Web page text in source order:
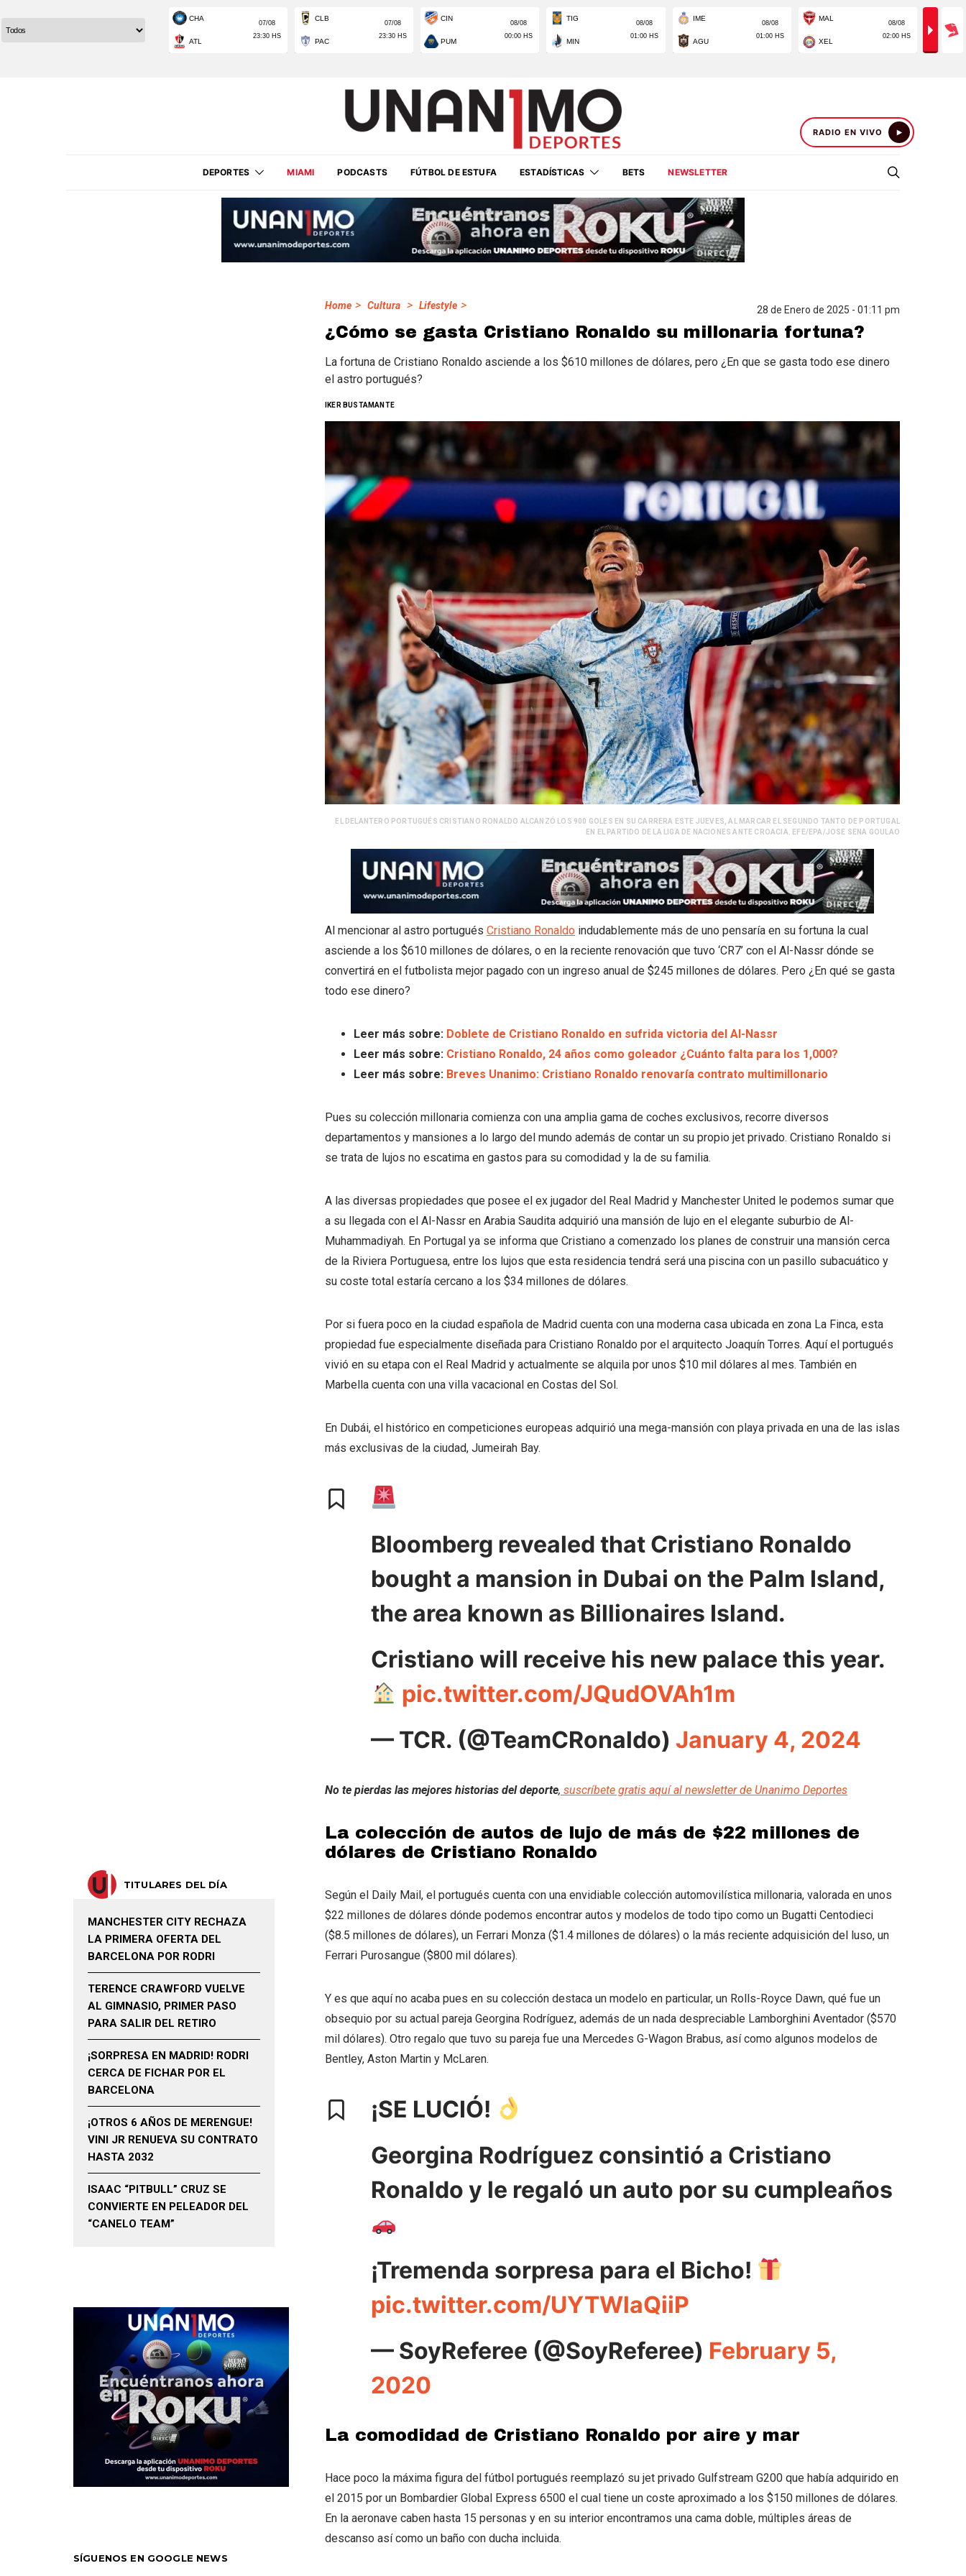
RADIO EN VIVO
DEPORTES MIAMI PODCASTS FÚTBOL DE ESTUFA ESTADÍSTICAS BETS NEWSLETTER
Home > Cultura > Lifestyle > 28 de Enero de 2025 - 01:11 pm
¿Cómo se gasta Cristiano Ronaldo su millonaria fortuna?
La fortuna de Cristiano Ronaldo asciende a los $610 millones de dólares, pero ¿En que se gasta todo ese dinero
el astro portugués?
IKER BUSTAMANTE
EL DELANTERO PORTUGUÉS CRISTIANO RONALDO ALCANZÓ LOS 900 GOLES EN SU CARRERA ESTE JUEVES, AL MARCAR EL SEGUNDO TANTO DE PORTUGAL
EN EL PARTIDO DE LA LIGA DE NACIONES ANTE CROACIA. EFE/EPA/JOSE SENA GOULAO
Al mencionar al astro portugués Cristiano Ronaldo indudablemente más de uno pensaría en su fortuna la cual
asciende a los $610 millones de dólares, o en la reciente renovación que tuvo ‘CR7’ con el Al-Nassr dónde se
convertirá en el futbolista mejor pagado con un ingreso anual de $245 millones de dólares. Pero ¿En qué se gasta
todo ese dinero?
Leer más sobre: Doblete de Cristiano Ronaldo en sufrida victoria del Al-Nassr
Leer más sobre: Cristiano Ronaldo, 24 años como goleador ¿Cuánto falta para los 1,000?
Leer más sobre: Breves Unanimo: Cristiano Ronaldo renovaría contrato multimillonario
Pues su colección millonaria comienza con una amplia gama de coches exclusivos, recorre diversos
departamentos y mansiones a lo largo del mundo además de contar un su propio jet privado. Cristiano Ronaldo si
se trata de lujos no escatima en gastos para su comodidad y la de su familia.
A las diversas propiedades que posee el ex jugador del Real Madrid y Manchester United le podemos sumar que
a su llegada con el Al-Nassr en Arabia Saudita adquirió una mansión de lujo en el elegante suburbio de Al-
Muhammadiyah. En Portugal ya se informa que Cristiano a comenzado los planes de construir una mansión cerca
de la Riviera Portuguesa, entre los lujos que esta residencia tendrá será una piscina con un pasillo subacuático y
su coste total estaría cercano a los $34 millones de dólares.
Por si fuera poco en la ciudad española de Madrid cuenta con una moderna casa ubicada en zona La Finca, esta
propiedad fue especialmente diseñada para Cristiano Ronaldo por el arquitecto Joaquín Torres. Aquí el portugués
vivió en su etapa con el Real Madrid y actualmente se alquila por unos $10 mil dólares al mes. También en
Marbella cuenta con una villa vacacional en Costas del Sol.
En Dubái, el histórico en competiciones europeas adquirió una mega-mansión con playa privada en una de las islas
más exclusivas de la ciudad, Jumeirah Bay.
Bloomberg revealed that Cristiano Ronaldo
bought a mansion in Dubai on the Palm Island,
the area known as Billionaires Island.
Cristiano will receive his new palace this year.
pic.twitter.com/JQudOVAh1m
— TCR. (@TeamCRonaldo) January 4, 2024
No te pierdas las mejores historias del deporte, suscríbete gratis aquí al newsletter de Unanimo Deportes
La colección de autos de lujo de más de $22 millones de
dólares de Cristiano Ronaldo
Según el Daily Mail, el portugués cuenta con una envidiable colección automovilística millonaria, valorada en unos
$22 millones de dólares dónde podemos encontrar autos y modelos de todo tipo como un Bugatti Centodieci
($8.5 millones de dólares), un Ferrari Monza ($1.4 millones de dólares) o la más reciente adquisición del luso, un
Ferrari Purosangue ($800 mil dólares).
Y es que aquí no acaba pues en su colección destaca un modelo en particular, un Rolls-Royce Dawn, qué fue un
obsequio por su actual pareja Georgina Rodríguez, además de un nada despreciable Lamborghini Aventador ($570
mil dólares). Otro regalo que tuvo su pareja fue una Mercedes G-Wagon Brabus, así como algunos modelos de
Bentley, Aston Martin y McLaren.
¡SE LUCIÓ!
Georgina Rodríguez consintió a Cristiano
Ronaldo y le regaló un auto por su cumpleaños
¡Tremenda sorpresa para el Bicho!
pic.twitter.com/UYTWlaQiiP
— SoyReferee (@SoyReferee) February 5,
2020
La comodidad de Cristiano Ronaldo por aire y mar
Hace poco la máxima figura del fútbol portugués reemplazó su jet privado Gulfstream G200 que había adquirido en
el 2015 por un Bombardier Global Express 6500 el cual tiene un coste aproximado a los $150 millones de dólares.
En la aeronave caben hasta 15 personas y en su interior encontramos una cama doble, múltiples áreas de
descanso así como un baño con ducha incluida.
TITULARES DEL DÍA
MANCHESTER CITY RECHAZA
LA PRIMERA OFERTA DEL
BARCELONA POR RODRI
TERENCE CRAWFORD VUELVE
AL GIMNASIO, PRIMER PASO
PARA SALIR DEL RETIRO
¡SORPRESA EN MADRID! RODRI
CERCA DE FICHAR POR EL
BARCELONA
¡OTROS 6 AÑOS DE MERENGUE!
VINI JR RENUEVA SU CONTRATO
HASTA 2032
ISAAC “PITBULL” CRUZ SE
CONVIERTE EN PELEADOR DEL
“CANELO TEAM”
SÍGUENOS EN GOOGLE NEWS